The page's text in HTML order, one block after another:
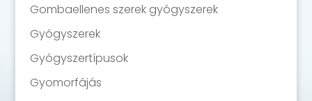
Gombaellenes szerek gyógyszerek
Gyógyszerek
Gyógyszertípusok
Gyomorfájás